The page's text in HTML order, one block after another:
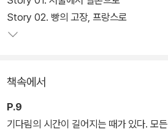
서른의 늦은 나이에 제과제빵에 입문한 그
시킨 빵을 만드는 불랑제가 될 수 있었을
Story 02. 빵의 고장, 프랑스로
책속에서
P.9
기다림의 시간이 길어지는 때가 있다. 모